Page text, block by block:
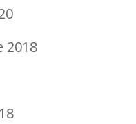
2018